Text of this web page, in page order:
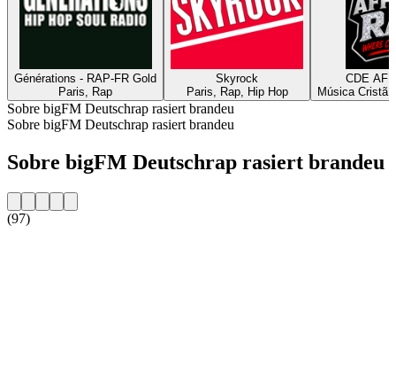
Générations - RAP-FR Gold
Paris, Rap
Skyrock
Paris, Rap, Hip Hop
Música
Sobre bigFM Deutschrap rasiert brandeu
Sobre bigFM Deutschrap rasiert brandeu
Sobre bigFM Deutschrap rasiert brandeu
(97)